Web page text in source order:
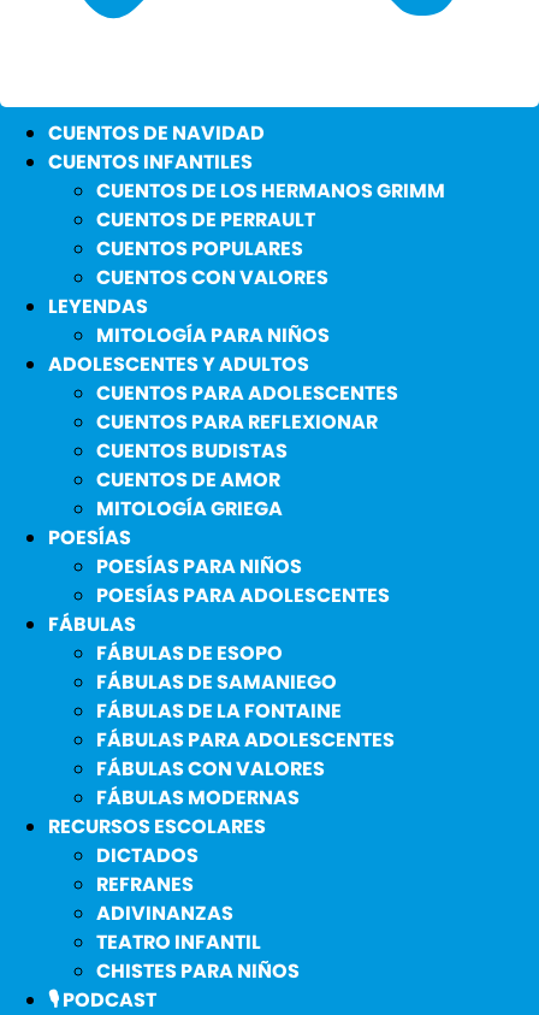
CUENTOS DE NAVIDAD
CUENTOS INFANTILES
CUENTOS DE LOS HERMANOS GRIMM
CUENTOS DE PERRAULT
CUENTOS POPULARES
CUENTOS CON VALORES
LEYENDAS
MITOLOGÍA PARA NIÑOS
ADOLESCENTES Y ADULTOS
CUENTOS PARA ADOLESCENTES
CUENTOS PARA REFLEXIONAR
CUENTOS BUDISTAS
CUENTOS DE AMOR
MITOLOGÍA GRIEGA
POESÍAS
POESÍAS PARA NIÑOS
POESÍAS PARA ADOLESCENTES
FÁBULAS
FÁBULAS DE ESOPO
FÁBULAS DE SAMANIEGO
FÁBULAS DE LA FONTAINE
FÁBULAS PARA ADOLESCENTES
FÁBULAS CON VALORES
FÁBULAS MODERNAS
RECURSOS ESCOLARES
DICTADOS
REFRANES
ADIVINANZAS
TEATRO INFANTIL
CHISTES PARA NIÑOS
🎙️ PODCAST